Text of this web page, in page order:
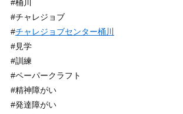
#桶川
#チャレジョブ
#チャレジョブセンター桶川
#見学
#訓練
#ペーパークラフト
#精神障がい
#発達障がい